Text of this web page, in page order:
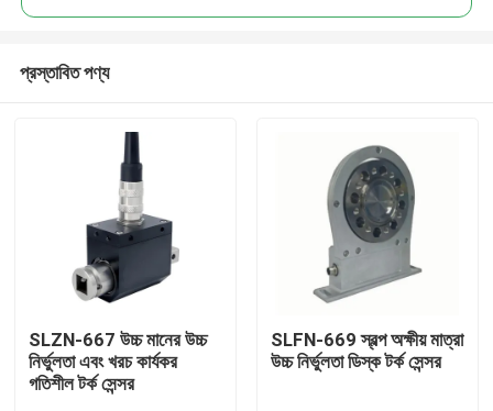
প্রস্তাবিত পণ্য
SLZN-667 উচ্চ মানের উচ্চ
নির্ভুলতা এবং খরচ কার্যকর
গতিশীল টর্ক সেন্সর
SLFN-669 স্বল্প অক্ষীয় মাত্রা
উচ্চ নির্ভুলতা ডিস্ক টর্ক সেন্সর